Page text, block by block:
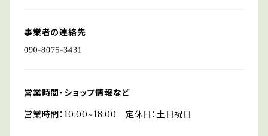
事業者の連絡先
営業時間・ショップ情報など
営業時間：10:00~18:00 定休日：土日祝日